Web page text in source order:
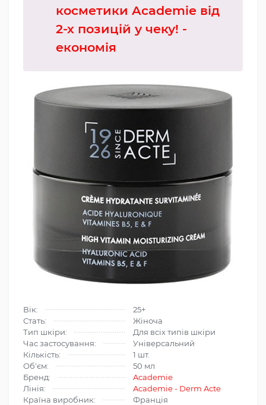
косметики Academie від
2-х позицій у чеку! -
економія
Вік:
25+
Стать:
Жіноча
Тип шкіри:
Для всіх типів шкіри
Час застосування:
Універсальний
Кількість:
1 шт.
Об'єм:
50 мл
Бренд:
Academie
Лінія:
Academie - Derm Acte
Країна виробник:
Франція